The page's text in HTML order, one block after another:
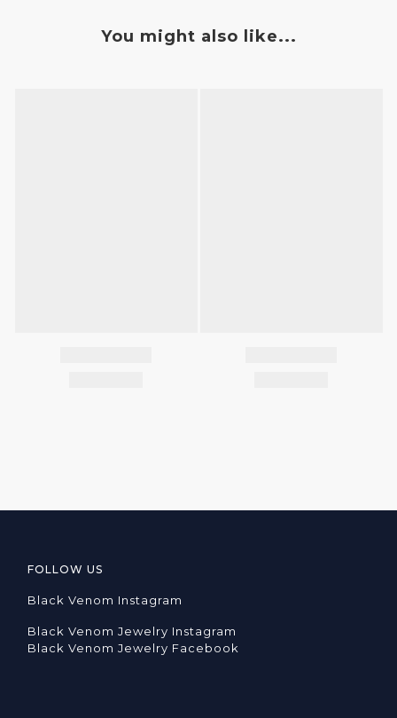
You might also like...
FOLLOW US
Black Venom Instagram
Black Venom Jewelry Instagram
Black Venom Jewelry Facebook